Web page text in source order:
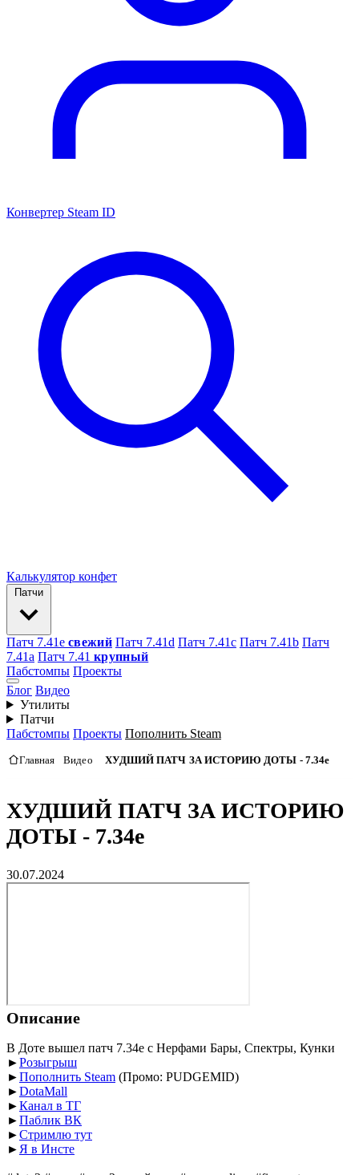
Конвертер Steam ID
Калькулятор конфет
Патчи
Патч 7.41e свежий Патч 7.41d Патч 7.41c Патч 7.41b Патч
7.41а Патч 7.41 крупный
Пабстомпы Проекты
Блог Видео
Утилиты
Патчи
Пабстомпы Проекты Пополнить Steam
Главная Видео ХУДШИЙ ПАТЧ ЗА ИСТОРИЮ ДОТЫ - 7.34e
ХУДШИЙ ПАТЧ ЗА ИСТОРИЮ
ДОТЫ - 7.34e
30.07.2024
Описание
В Доте вышел патч 7.34e с Нерфами Бары, Спектры, Кунки
►Розыгрыш
►Пополнить Steam (Промо: PUDGEMID)
►DotaMall
►Канал в ТГ
►Паблик ВК
►Стримлю тут
► Я в Инсте